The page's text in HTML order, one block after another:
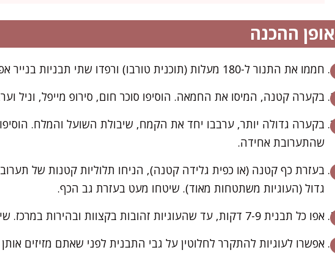
אופן ההכנה
חממו את התנור ל-180 מעלות (תוכנית טורבו) ורפדו שתי תבניות בנייר אפייה.
בקערה קטנה, המיסו את החמאה. הוסיפו סוכר חום, סירופ מייפל, וניל
בקערה גדולה יותר, ערבבו יחד את הקמח, שיבולת השועל והמלח.
שהתערובת אחידה.
בעזרת כף קטנה (או כפית גלידה קטנה), הניחו תלוליות קטנות של
גדול (העוגיות משתטחות מאוד). שיטחו מעט בעזרת גב הכף.
אפו כל תבנית 7-9 דקות, עד שהעוגיות זהובות בקצוות ובהירות במרכז. שימו לב שלא לחרוך אותן – הן דקות מאוד.
אפשרו לעוגיות להתקרר לחלוטין על גבי התבנית לפני שאתם מזיזים